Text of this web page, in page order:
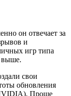
он отвечает за
и
игр типа
выше.
свои
обновления
Проще